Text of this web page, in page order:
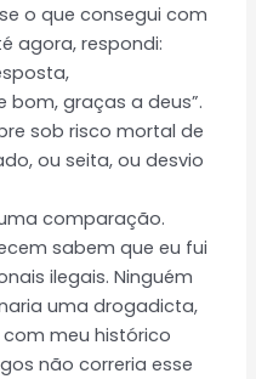
o que consegui com
agora, respondi:
bom, graças a deus”.
sob risco mortal de
ou seita, ou desvio
comparação.
sabem que eu fui
ilegais. Ninguém
uma drogadicta,
meu histórico
não correria esse